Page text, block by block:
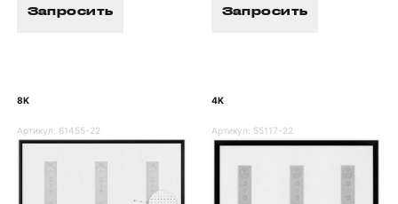
Запросить Запросить
8K
Артикул: 61455-22
4K
Артикул: 55117-22